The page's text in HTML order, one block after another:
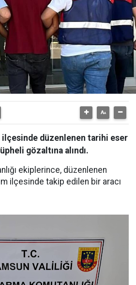
ilçesinde düzenlenen tarihi eser
gözaltına alındı.
ekiplerince, düzenlenen
ilçesinde takip edilen bir aracı